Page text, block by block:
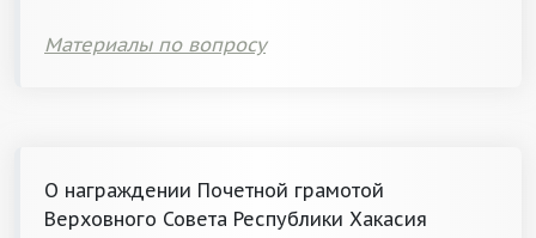
Материалы по вопросу
О награждении Почетной грамотой
Верховного Совета Республики Хакасия